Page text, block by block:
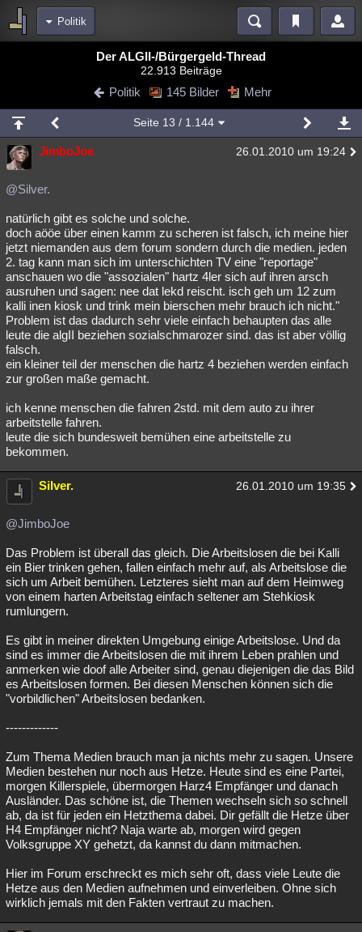
Politik
Diskussionen Blogs Videos
Chat Wiki Neuigkeiten
meine Rubriken
Menschen Wissenschaft Mystery Kriminalfälle
Spiritualität
Natur Umfragen Unterhaltung
weitere Rubriken
Philosophie Träume Orte Esoterik Literatur
Astronomie Helpdesk Gruppen Gaming Filme
Musik Clash Verbesserungen Allmystery English
Übersichten
Besucht Teilgenommen
Lesenswert Schlüsselwörter
Der ALGII-/Bürgergeld-Thread
22.913 Beiträge
Politik 145 Bilder Mehr
Seite 13 / 1.144
JimboJoe 26.01.2010 um 19:24
@Silver.
natürlich gibt es solche und solche.
doch aööe über einen kamm zu scheren ist falsch, ich meine hier
jetzt niemanden aus dem forum sondern durch die medien. jeden
2. tag kann man sich im unterschichten TV eine "reportage"
anschauen wo die "assozialen" hartz 4ler sich auf ihren arsch
ausruhen und sagen: nee dat lekd reischt. isch geh um 12 zum
kalli inen kiosk und trink mein bierschen mehr brauch ich nicht."
Problem ist das dadurch sehr viele einfach behaupten das alle
leute die algII beziehen sozialschmarozer sind. das ist aber völlig
falsch.
ein kleiner teil der menschen die hartz 4 beziehen werden einfach
zur großen maße gemacht.
ich kenne menschen die fahren 2std. mit dem auto zu ihrer
arbeitstelle fahren.
leute die sich bundesweit bemühen eine arbeitstelle zu
bekommen.
Silver. 26.01.2010 um 19:35
@JimboJoe
Das Problem ist überall das gleich. Die Arbeitslosen die bei Kalli
ein Bier trinken gehen, fallen einfach mehr auf, als Arbeitslose die
sich um Arbeit bemühen. Letzteres sieht man auf dem Heimweg
von einem harten Arbeitstag einfach seltener am Stehkiosk
rumlungern.
Es gibt in meiner direkten Umgebung einige Arbeitslose. Und da
sind es immer die Arbeitslosen die mit ihrem Leben prahlen und
anmerken wie doof alle Arbeiter sind, genau diejenigen die das Bild
es Arbeitslosen formen. Bei diesen Menschen können sich die
"vorbildlichen" Arbeitslosen bedanken.
-------------
Zum Thema Medien brauch man ja nichts mehr zu sagen. Unsere
Medien bestehen nur noch aus Hetze. Heute sind es eine Partei,
morgen Killerspiele, übermorgen Harz4 Empfänger und danach
Ausländer. Das schöne ist, die Themen wechseln sich so schnell
ab, da ist für jeden ein Hetzthema dabei. Dir gefällt die Hetze über
H4 Empfänger nicht? Naja warte ab, morgen wird gegen
Volksgruppe XY gehetzt, da kannst du dann mitmachen.
Hier im Forum erschreckt es mich sehr oft, dass viele Leute die
Hetze aus den Medien aufnehmen und einverleiben. Ohne sich
wirklich jemals mit den Fakten vertraut zu machen.